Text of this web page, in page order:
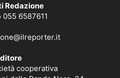
Redazione
6587611
cooperativa